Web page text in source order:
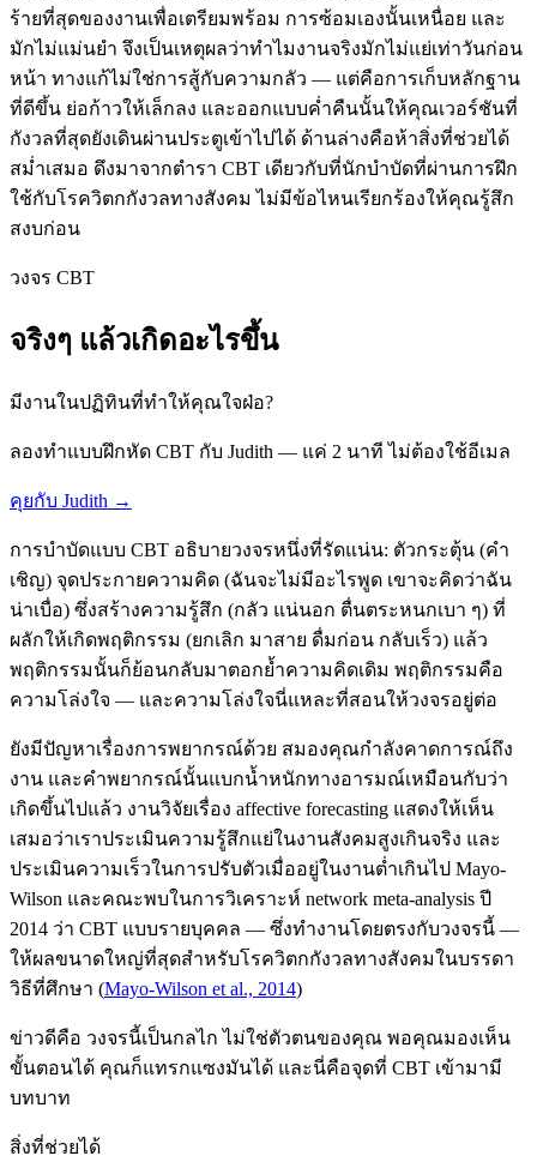
ร้ายที่สุดของงานเพื่อเตรียมพร้อม การซ้อมเองนั้นเหนื่อย และ
มักไม่แม่นยำ จึงเป็นเหตุผลว่าทำไมงานจริงมักไม่แย่เท่าวันก่อน
หน้า ทางแก้ไม่ใช่การสู้กับความกลัว — แต่คือการเก็บหลักฐาน
ที่ดีขึ้น ย่อก้าวให้เล็กลง และออกแบบค่ำคืนนั้นให้คุณเวอร์ชันที่
กังวลที่สุดยังเดินผ่านประตูเข้าไปได้ ด้านล่างคือห้าสิ่งที่ช่วยได้
สม่ำเสมอ ดึงมาจากตำรา CBT เดียวกับที่นักบำบัดที่ผ่านการฝึก
ใช้กับโรควิตกกังวลทางสังคม ไม่มีข้อไหนเรียกร้องให้คุณรู้สึก
สงบก่อน
วงจร CBT
จริงๆ แล้วเกิดอะไรขึ้น
มีงานในปฏิทินที่ทำให้คุณใจฝ่อ?
ลองทำแบบฝึกหัด CBT กับ Judith — แค่ 2 นาที ไม่ต้องใช้อีเมล
คุยกับ Judith →
การบำบัดแบบ CBT อธิบายวงจรหนึ่งที่รัดแน่น: ตัวกระตุ้น (คำ
เชิญ) จุดประกายความคิด (ฉันจะไม่มีอะไรพูด เขาจะคิดว่าฉัน
น่าเบื่อ) ซึ่งสร้างความรู้สึก (กลัว แน่นอก ตื่นตระหนกเบา ๆ) ที่
ผลักให้เกิดพฤติกรรม (ยกเลิก มาสาย ดื่มก่อน กลับเร็ว) แล้ว
พฤติกรรมนั้นก็ย้อนกลับมาตอกย้ำความคิดเดิม พฤติกรรมคือ
ความโล่งใจ — และความโล่งใจนี่แหละที่สอนให้วงจรอยู่ต่อ
ยังมีปัญหาเรื่องการพยากรณ์ด้วย สมองคุณกำลังคาดการณ์ถึง
งาน และคำพยากรณ์นั้นแบกน้ำหนักทางอารมณ์เหมือนกับว่า
เกิดขึ้นไปแล้ว งานวิจัยเรื่อง affective forecasting แสดงให้เห็น
เสมอว่าเราประเมินความรู้สึกแย่ในงานสังคมสูงเกินจริง และ
ประเมินความเร็วในการปรับตัวเมื่ออยู่ในงานต่ำเกินไป Mayo-
Wilson และคณะพบในการวิเคราะห์ network meta-analysis ปี
2014 ว่า CBT แบบรายบุคคล — ซึ่งทำงานโดยตรงกับวงจรนี้ —
ให้ผลขนาดใหญ่ที่สุดสำหรับโรควิตกกังวลทางสังคมในบรรดา
วิธีที่ศึกษา (Mayo-Wilson et al., 2014)
ข่าวดีคือ วงจรนี้เป็นกลไก ไม่ใช่ตัวตนของคุณ พอคุณมองเห็น
ขั้นตอนได้ คุณก็แทรกแซงมันได้ และนี่คือจุดที่ CBT เข้ามามี
บทบาท
สิ่งที่ช่วยได้